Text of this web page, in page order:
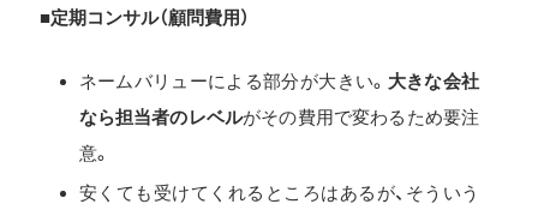
■定期コンサル（顧問費用）
ネームバリューによる部分が大きい。 大きな会社
なら担当者のレベルがその費用で変わるため要注
意。
安くても受けてくれるところはあるが、そういう